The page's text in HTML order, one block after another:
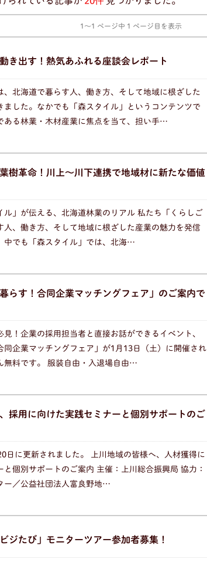
1〜1 ページ中 1 ページ目を表示
き出す！熱気あふれる座談会レポート
、北海道で暮らす人、働き方、そして地域に根ざした
ました。なかでも「森スタイル」というコンテンツで
ある林業・木材産業に焦点を当て、担い手…
樹革命！川上〜川下連携で地域材に新たな価値
ル」が伝える、北海道林業のリアル 私たち「くらしご
人、働き方、そして地域に根ざした産業の魅力を発信
中でも「森スタイル」では、北海…
暮らす！合同企業マッチングフェア」のご案内で
見！企業の採用担当者と直接お話ができるイベント、
同企業マッチングフェア」が1月13日（土）に開催され
無料です。 服装自由・入退場自由…
、採用に向けた実践セミナーと個別サポートのご
日に更新されました。 上川地域の皆様へ、人材獲得に
と個別サポートのご案内 主催：上川総合振興局 協力：
ー／公益社団法人富良野地…
ジたび」モニターツアー参加者募集！